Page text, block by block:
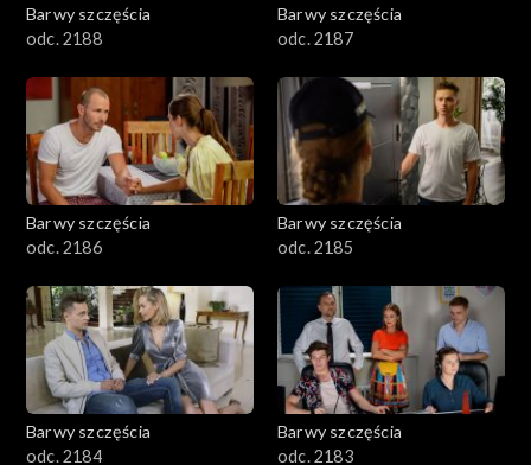
901–1000
801–900
782–800
Barwy szczęścia
odc. 2188
Barwy szczęścia
odc. 2187
Barwy szczęścia
odc. 2186
Barwy szczęścia
odc. 2185
Barwy szczęścia
odc. 2184
Barwy szczęścia
odc. 2183